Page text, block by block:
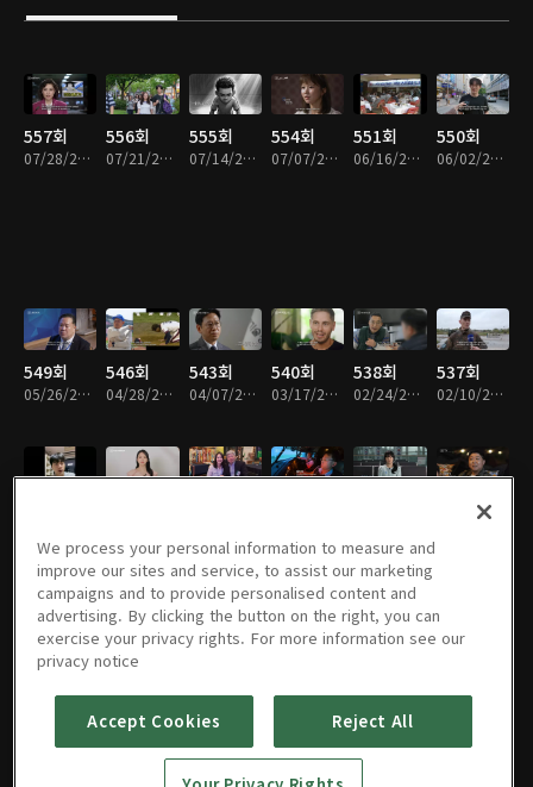
557회
07/28/2026 • 49분
556회
07/21/2026 • 47분
555회
07/14/2026 • 49분
554회
07/07/2026 • 49분
551회
06/16/2026 • 49분
550회
06/02/2026 • 48분
549회
05/26/2026 • 49분
546회
04/28/2026 • 49분
543회
04/07/2026 • 48분
540회
03/17/2026 • 49분
538회
02/24/2026 • 50분
537회
02/10/2026 • 49분
530회
529회
12/16/2025 • 49분
528회 527회 526회 525회 524회
We process your personal information to measure and
improve our sites and service, to assist our marketing
campaigns and to provide personalised content and
advertising. By clicking the button on the right, you can
exercise your privacy rights. For more information see our
privacy notice
Accept Cookies Reject All